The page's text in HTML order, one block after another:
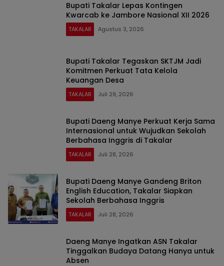
Bupati Takalar Lepas Kontingen
Kwarcab ke Jambore Nasional XII 2026
TAKALAR Agustus 3, 2026
Bupati Takalar Tegaskan SKTJM Jadi
Komitmen Perkuat Tata Kelola
Keuangan Desa
TAKALAR Juli 29, 2026
Bupati Daeng Manye Perkuat Kerja Sama
Internasional untuk Wujudkan Sekolah
Berbahasa Inggris di Takalar
TAKALAR Juli 28, 2026
Bupati Daeng Manye Gandeng Briton
English Education, Takalar Siapkan
Sekolah Berbahasa Inggris
TAKALAR Juli 28, 2026
Daeng Manye Ingatkan ASN Takalar
Tinggalkan Budaya Datang Hanya untuk
Absen